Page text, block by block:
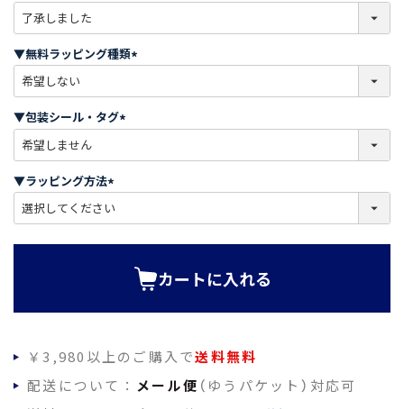
必
)
▼無料ラッピング種類
必
)
▼包装シール・タグ
必
)
▼ラッピング方法
必
カートに入れる
￥3,980以上のご購入で送料無料
配送について： メール便 （ゆうパケット）対応可